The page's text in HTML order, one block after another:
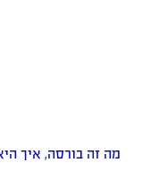
מה זה בורסה, איך